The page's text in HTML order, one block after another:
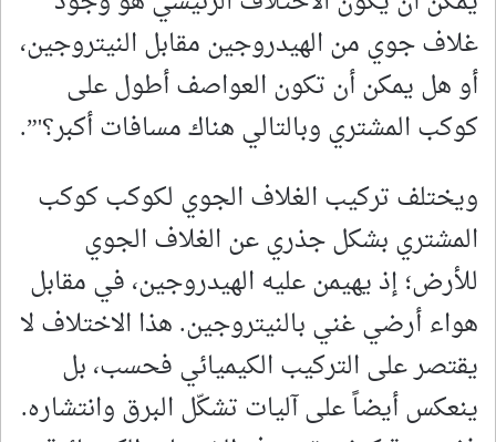
غلاف جوي من الهيدروجين مقابل النيتروجين،
أو هل يمكن أن تكون العواصف أطول على
كوكب المشتري وبالتالي هناك مسافات أكبر؟'”.
ويختلف تركيب الغلاف الجوي لكوكب كوكب
المشتري بشكل جذري عن الغلاف الجوي
للأرض؛ إذ يهيمن عليه الهيدروجين، في مقابل
هواء أرضي غني بالنيتروجين. هذا الاختلاف لا
يقتصر على التركيب الكيميائي فحسب، بل
ينعكس أيضاً على آليات تشكّل البرق وانتشاره.